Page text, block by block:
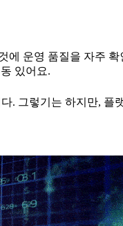
운영 품질을 자주
있어요.
. 그렇기는 하지만, 플